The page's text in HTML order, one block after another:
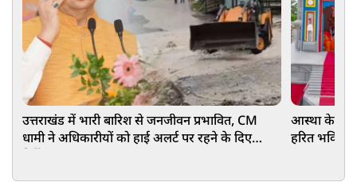
उत्तराखंड में भारी बारिश से जनजीवन प्रभावित, CM
धामी ने अधिकारीयों को हाई अलर्ट पर रहने के दिए
आस्था के साथ
हरित